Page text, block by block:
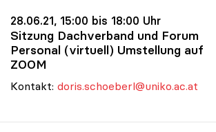
28.06.21, 15:00 bis 18:00 Uhr
Sitzung Dachverband und Forum
Personal (virtuell) Umstellung auf
ZOOM
Kontakt: doris.schoeberl@uniko.ac.at